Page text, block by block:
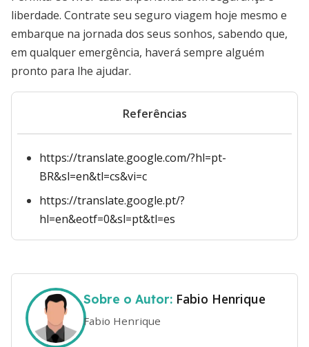
liberdade. Contrate seu seguro viagem hoje mesmo e
embarque na jornada dos seus sonhos, sabendo que,
em qualquer emergência, haverá sempre alguém
pronto para lhe ajudar.
Referências
https://translate.google.com/?hl=pt-
BR&sl=en&tl=cs&vi=c
https://translate.google.pt/?
hl=en&eotf=0&sl=pt&tl=es
Sobre o Autor: Fabio Henrique
Fabio Henrique